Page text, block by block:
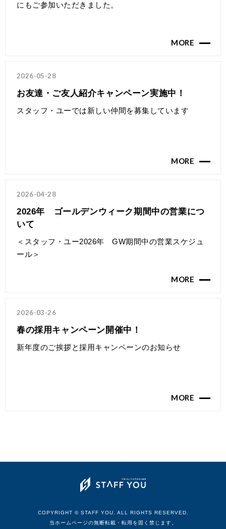
にもご参加いただきました。
MORE
2026-05-28
お友達・ご友人紹介キャンペーン実施中！
スタッフ・ユーでは新しい仲間を募集しています
MORE
2026-04-28
2026年 ゴールデンウィーク期間中の営業につ
いて
＜スタッフ・ユー2026年 GW期間中の営業スケジュ
ール＞
MORE
2026-03-26
春の採用キャンペーン開催中！
新年度のご挨拶と採用キャンペーンのお知らせ
MORE
COPYRIGHT © STAFF YOU. ALL RIGHTS RESERVED.
当ホームページの無断転載・転用を固く禁じます。